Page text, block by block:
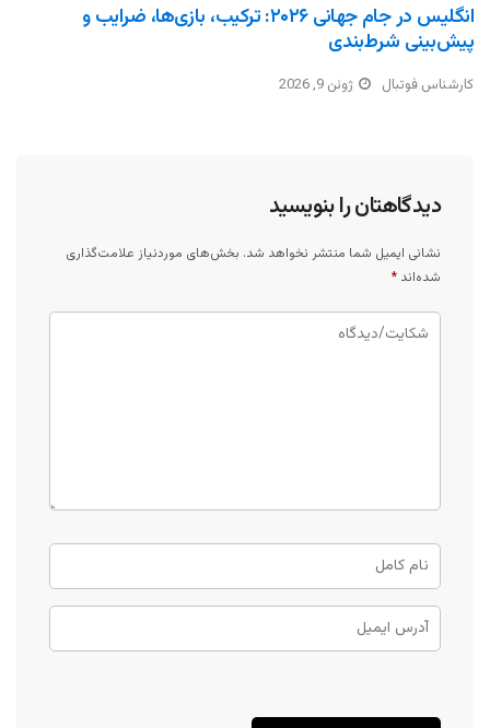
انگلیس در جام جهانی ۲۰۲۶: ترکیب، بازی‌ها، ضرایب و
پیش‌بینی شرط‌بندی
کارشناس فوتبال ژوئن 9, 2026
دیدگاهتان را بنویسید
نشانی ایمیل شما منتشر نخواهد شد. بخش‌های موردنیاز علامت‌گذاری
شده‌اند *